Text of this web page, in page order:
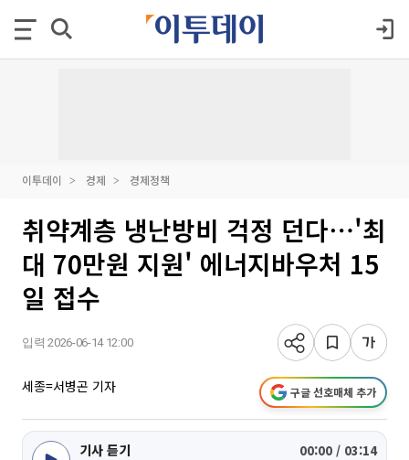
이투데이 경제 경제정책
취약계층 냉난방비 걱정 던다⋯'최
대 70만원 지원' 에너지바우처 15
일 접수
입력 2026-06-14 12:00
세종=서병곤 기자 구글 선호매체 추가
기사 듣기 00:00 / 03:14